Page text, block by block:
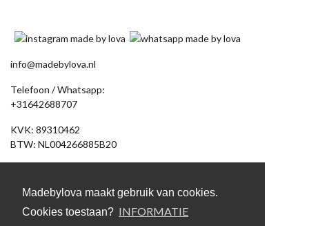
Madebylova maakt gebruik van cookies.
Cookies toestaan? INFORMATIE
info@madebylova.nl
Telefoon / Whatsapp:
+31642688707
KVK: 89310462
BTW: NL004266885B20
(Let op: geen bezoekadres, bestelling afhalen op afspraak)